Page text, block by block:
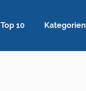
Top 10 Kategorien